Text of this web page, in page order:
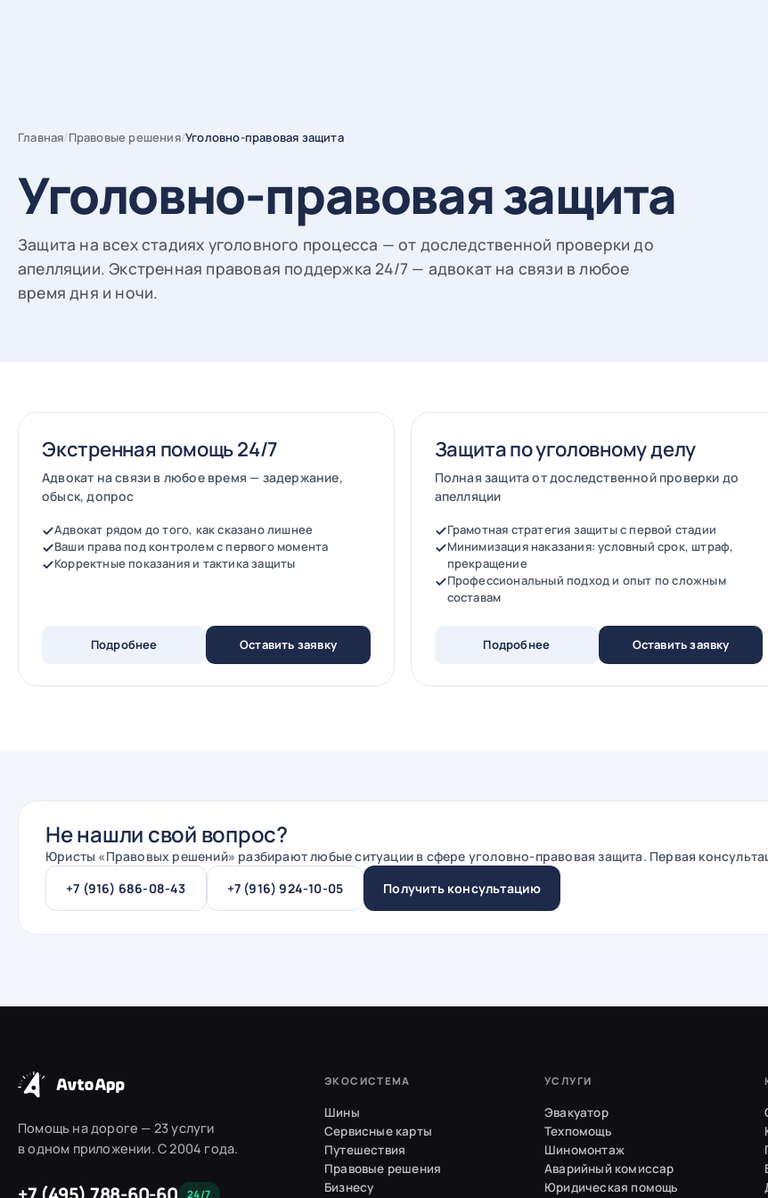
Главная/Правовые решения/Уголовно-правовая защита
Уголовно-правовая защита
Защита на всех стадиях уголовного процесса — от доследственной проверки до
апелляции. Экстренная правовая поддержка 24/7 — адвокат на связи в любое
время дня и ночи.
Экстренная помощь 24/7
Адвокат на связи в любое время — задержание,
обыск, допрос
Адвокат рядом до того, как сказано лишнее
Ваши права под контролем с первого момента
Корректные показания и тактика защиты
Подробнее Оставить заявку
Защита по уголовному делу
Полная защита от доследственной проверки до
апелляции
Грамотная стратегия защиты с первой стадии
Минимизация наказания: условный срок, штраф,
прекращение
Профессиональный подход и опыт по сложным
составам
Подробнее Оставить заявку
Не нашли свой вопрос?
Юристы «Правовых решений» разбирают любые ситуации в сфере уголовно-правовая защита. Первая
+7 (916) 686-08-43
+7 (916) 924-10-05 Получить консультацию
Помощь на дороге — 23 услуги
в одном приложении. С 2004 года.
24/7
ЭКОСИСТЕМА
Шины
Сервисные карты
Путешествия
Правовые решения
Бизнесу
УСЛУГИ
Эвакуатор
Техпомощь
Шиномонтаж
Аварийный комиссар
Юридическая помощь